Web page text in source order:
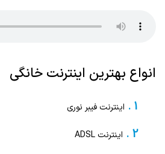
انواع بهترین اینترنت خانگی
اینترنت فیبر نوری
اینترنت ADSL